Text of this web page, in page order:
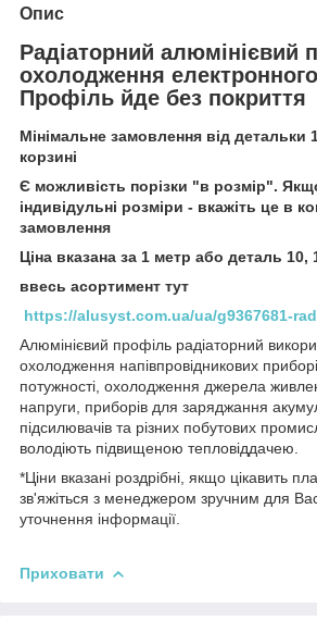
Опис
Радіаторний алюмінієвий
охолодження
Профіль йде без покриття
Мінімальне замовлення від детальки
корзині
Є можливість порізки "в розмір".
індивідульні розміри - вкажіть це в
замовлення
Ціна вказана за 1 метр або деталь 10,
ввесь асортимент тут
https://alusyst.com.ua/ua/g9367681-
Алюмінієвий профіль радіаторний
охолодження напівпровідникових
потужності, охолодження джерела
напруги, приборів для заряджання
підсилювачів та різних побутових
володіють підвищеною тепловіддачею.
*Ціни вказані роздрібні, якщо цікавить
зв'яжіться з менеджером зручним для
уточнення інформації.
Приховати